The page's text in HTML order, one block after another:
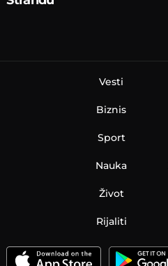
Vesti
Biznis
Sport
Nauka
Život
Rijaliti